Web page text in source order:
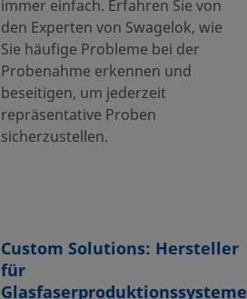
immer einfach. Erfahren Sie von
den Experten von Swagelok, wie
Sie häufige Probleme bei der
Probenahme erkennen und
beseitigen, um jederzeit
repräsentative Proben
sicherzustellen.
Custom Solutions: Hersteller
für
Glasfaserproduktionssysteme